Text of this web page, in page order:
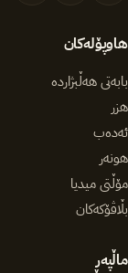
هاوپۆلەکان
بابەتی هەڵبژاردە
هزر
ئەدەب
هونەر
مۆڵتی میدیا
بڵاڤۆکەکان
ماڵپەڕ